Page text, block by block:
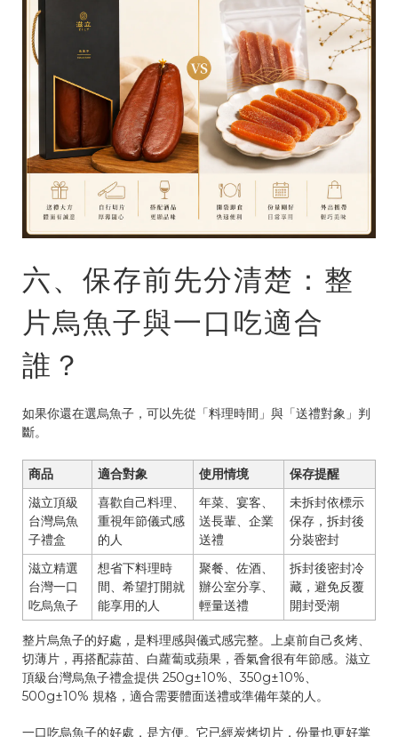
六、保存前先分清楚：整
片烏魚子與一口吃適合
誰？
如果你還在選烏魚子，可以先從「料理時間」與「送禮對象」判
斷。
商品 適合對象 使用情境
保存提醒
滋立頂級
台灣烏魚
子禮盒
喜歡自己料理、
重視年節儀式感
的人
年菜、宴客、
送長輩、企業
送禮
未拆封依標示
保存，拆封後
分裝密封
滋立精選
台灣一口
吃烏魚子
想省下料理時
間、希望打開就
能享用的人
聚餐、佐酒、
辦公室分享、
輕量送禮
拆封後密封冷
藏，避免反覆
開封受潮
整片烏魚子的好處，是料理感與儀式感完整。上桌前自己炙烤、
切薄片，再搭配蒜苗、白蘿蔔或蘋果，香氣會很有年節感。滋立
頂級台灣烏魚子禮盒提供 250g±10%、350g±10%、
500g±10% 規格，適合需要體面送禮或準備年菜的人。
一口吃烏魚子的好處，是方便。它已經炭烤切片，份量也更好掌